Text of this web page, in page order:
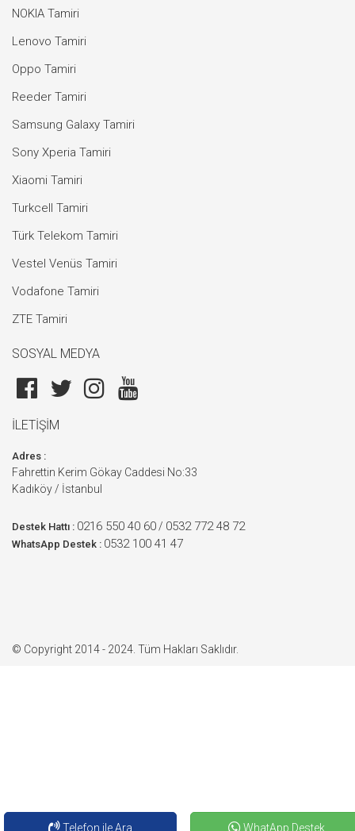
WhatApp Destek
Telefon ile Ara
NOKIA Tamiri
Lenovo Tamiri
Oppo Tamiri
Reeder Tamiri
Samsung Galaxy Tamiri
Sony Xperia Tamiri
Xiaomi Tamiri
Turkcell Tamiri
Türk Telekom Tamiri
Vestel Venüs Tamiri
Vodafone Tamiri
ZTE Tamiri
SOSYAL MEDYA
İLETİŞİM
Adres :
Fahrettin Kerim Gökay Caddesi No:33
Kadıköy / İstanbul
Destek Hattı : 0216 550 40 60 / 0532 772 48 72
WhatsApp Destek : 0532 100 41 47
© Copyright 2014 - 2024. Tüm Hakları Saklıdır.